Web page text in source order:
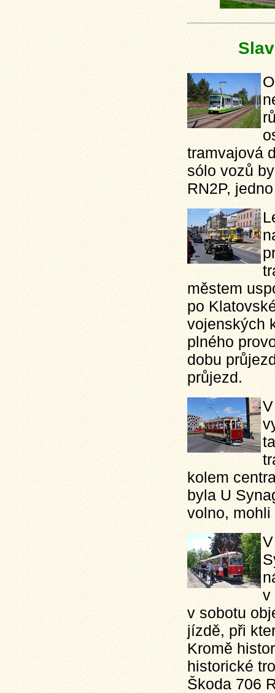
tramvajová
sólo vozů
RN2P,
městem
po
vojenských
plného
dobu
průjezd.
kolem
byla U
volno,
v
v sobotu
jízdě, při
Kromě
historické
Škoda 706